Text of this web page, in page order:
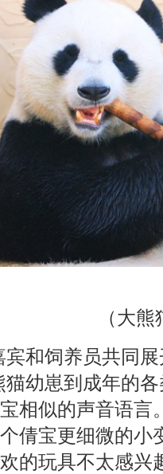
（大
和饲养员共同
幼崽到成年的各
相似的声音语言
倩宝更细微的小
的玩具不太感兴